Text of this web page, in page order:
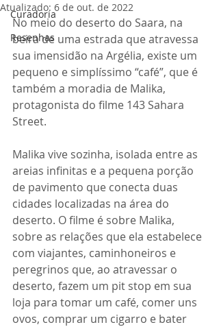
Curadoria
Resenhas
Atualizado: 6 de out. de 2022
No meio do deserto do Saara, na
beira de uma estrada que atravessa
sua imensidão na Argélia, existe um
pequeno e simplíssimo “café”, que é
também a moradia de Malika,
protagonista do filme 143 Sahara
Street.
Malika vive sozinha, isolada entre as
areias infinitas e a pequena porção
de pavimento que conecta duas
cidades localizadas na área do
deserto. O filme é sobre Malika,
sobre as relações que ela estabelece
com viajantes, caminhoneiros e
peregrinos que, ao atravessar o
deserto, fazem um pit stop em sua
loja para tomar um café, comer uns
ovos, comprar um cigarro e bater